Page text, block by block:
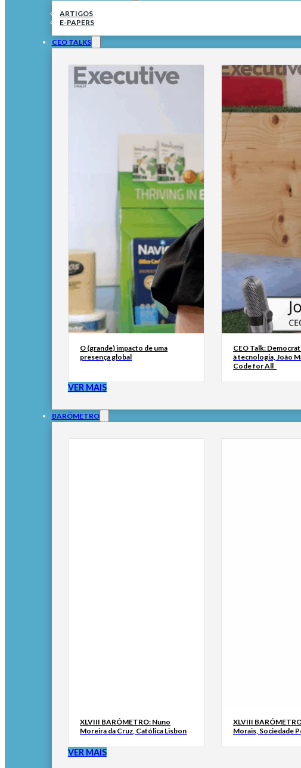
ARTIGOS
E-PAPERS
CEO TALKS
O (grande) impacto de uma
presença global
CEO Talk:
à tecnologia, João
Code for All_
VER MAIS
BARÓMETRO
XLVIII BARÓMETRO: Nuno
Moreira da Cruz, Católica Lisbon
XLVIII
Morais, Sociedade
VER MAIS